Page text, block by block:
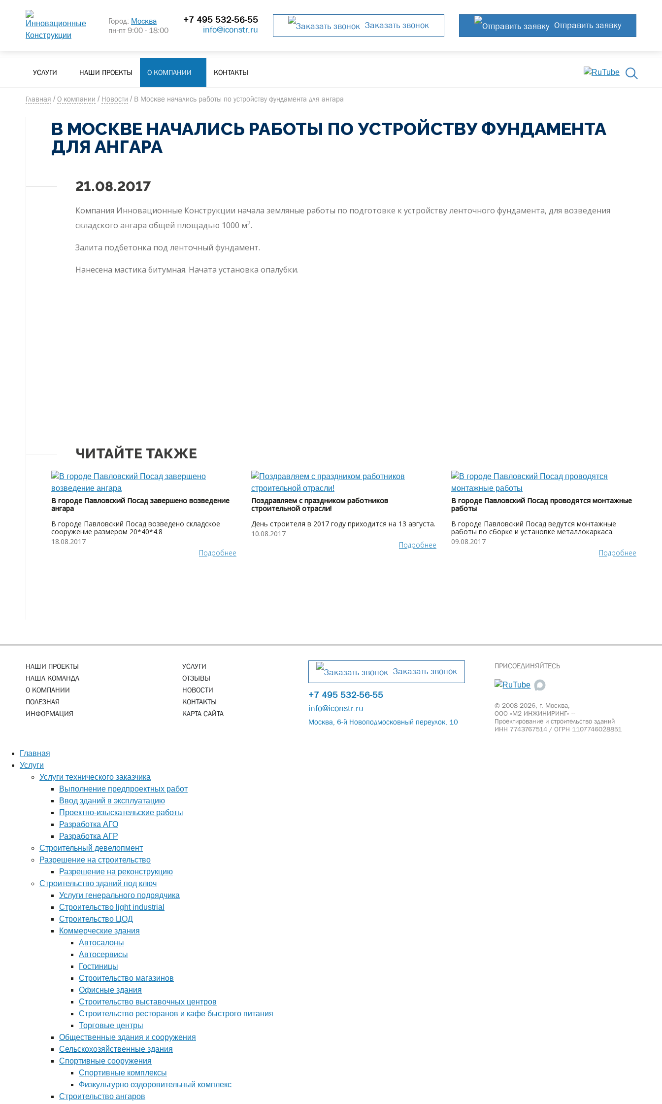
Город: Москва
пн-пт 9:00 - 18:00
+7 495 532-56-55
info@iconstr.ru
Заказать звонок Отправить заявку
УСЛУГИ НАШИ ПРОЕКТЫ О КОМПАНИИ КОНТАКТЫ
Главная /О компании / Новости / В Москве начались работы по устройству фундамента для ангара
В МОСКВЕ НАЧАЛИСЬ РАБОТЫ ПО УСТРОЙСТВУ ФУНДАМЕНТА
ДЛЯ АНГАРА
21.08.2017
Компания Инновационные Конструкции начала земляные работы по подготовке к устройству ленточного фундамента, для возведения
складского ангара общей площадью 1000 м2.
Залита подбетонка под ленточный фундамент.
Нанесена мастика битумная. Начата установка опалубки.
ЧИТАЙТЕ ТАКЖЕ
В городе Павловский Посад завершено возведение
ангара
В городе Павловский Посад возведено складское
сооружение размером 20*40*4.8
18.08.2017
Подробнее
Поздравляем с праздником работников
строительной отрасли!
День строителя в 2017 году приходится на 13 августа.
10.08.2017
Подробнее
В городе Павловский Посад проводятся монтажные
работы
В городе Павловский Посад ведутся монтажные
работы по сборке и установке металлокаркаса.
09.08.2017
Подробнее
НАШИ ПРОЕКТЫ
НАША КОМАНДА
О КОМПАНИИ
ПОЛЕЗНАЯ
ИНФОРМАЦИЯ
УСЛУГИ
ОТЗЫВЫ
НОВОСТИ
КОНТАКТЫ
КАРТА САЙТА
Заказать звонок
+7 495 532-56-55
info@iconstr.ru
Москва, 6-й Новоподмосковный переулок, 10
ПРИСОЕДИНЯЙТЕСЬ
© 2008-2026, г. Москва,
ООО «М2 ИНЖИНИРИНГ» --
Проектирование и строительство зданий
ИНН 7743767514 / ОГРН 1107746028851
Главная
Услуги
Услуги технического заказчика
Выполнение предпроектных работ
Ввод зданий в эксплуатацию
Проектно-изыскательские работы
Разработка АГО
Разработка АГР
Строительный девелопмент
Разрешение на строительство
Разрешение на реконструкцию
Строительство зданий под ключ
Услуги генерального подрядчика
Строительство light industrial
Строительство ЦОД
Коммерческие здания
Автосалоны
Автосервисы
Гостиницы
Строительство магазинов
Офисные здания
Строительство выставочных центров
Строительство ресторанов и кафе быстрого питания
Торговые центры
Общественные здания и сооружения
Сельскохозяйственные здания
Спортивные сооружения
Спортивные комплексы
Физкультурно оздоровительный комплекс
Строительство ангаров